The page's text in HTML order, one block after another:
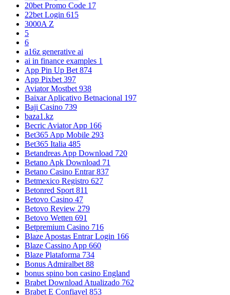
20bet Promo Code 17
22bet Login 615
3000A Z
5
6
a16z generative ai
ai in finance examples 1
App Pin Up Bet 874
App Pixbet 397
Aviator Mostbet 938
Baixar Aplicativo Betnacional 197
Baji Casino 739
baza1.kz
Becric Aviator App 166
Bet365 App Mobile 293
Bet365 Italia 485
Betandreas App Download 720
Betano Apk Download 71
Betano Casino Entrar 837
Betmexico Registro 627
Betonred Sport 811
Betovo Casino 47
Betovo Review 279
Betovo Wetten 691
Betpremium Casino 716
Blaze Apostas Entrar Login 166
Blaze Cassino App 660
Blaze Plataforma 734
Bonus Admiralbet 88
bonus spino bon casino England
Brabet Download Atualizado 762
Brabet E Confiavel 853